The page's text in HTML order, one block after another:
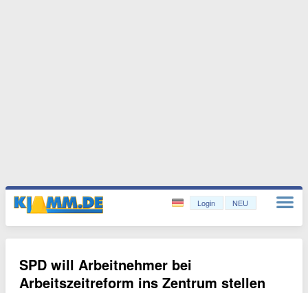
Login NEU
SPD will Arbeitnehmer bei
Arbeitszeitreform ins Zentrum stellen